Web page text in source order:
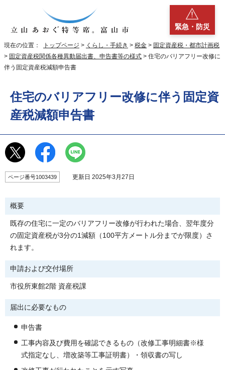
緊急・防災
現在の位置： トップページ > くらし・手続き > 税金 > 固定資産税・都市計画税
> 固定資産税関係各種異動届出書、申告書等の様式 > 住宅のバリアフリー改修に
伴う固定資産税減額申告書
住宅のバリアフリー改修に伴う固定資
産税減額申告書
ページ番号1003439 更新日 2025年3月27日
概要
既存の住宅に一定のバリアフリー改修が行われた場合、翌年度分
の固定資産税が3分の1減額（100平方メートル分までが限度）さ
れます。
申請および交付場所
市役所東館2階 資産税課
届出に必要なもの
申告書
工事内容及び費用を確認できるもの（改修工事明細書※様
式指定なし、増改築等工事証明書）・領収書の写し